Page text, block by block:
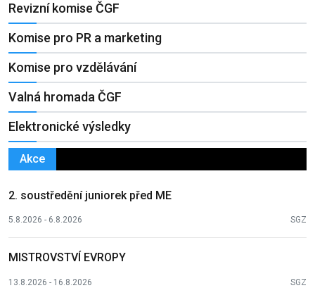
Revizní komise ČGF
Komise pro PR a marketing
Komise pro vzdělávání
Valná hromada ČGF
Elektronické výsledky
Akce
2. soustředění juniorek před ME
5.8.2026 - 6.8.2026 SGZ
MISTROVSTVÍ EVROPY
13.8.2026 - 16.8.2026 SGZ